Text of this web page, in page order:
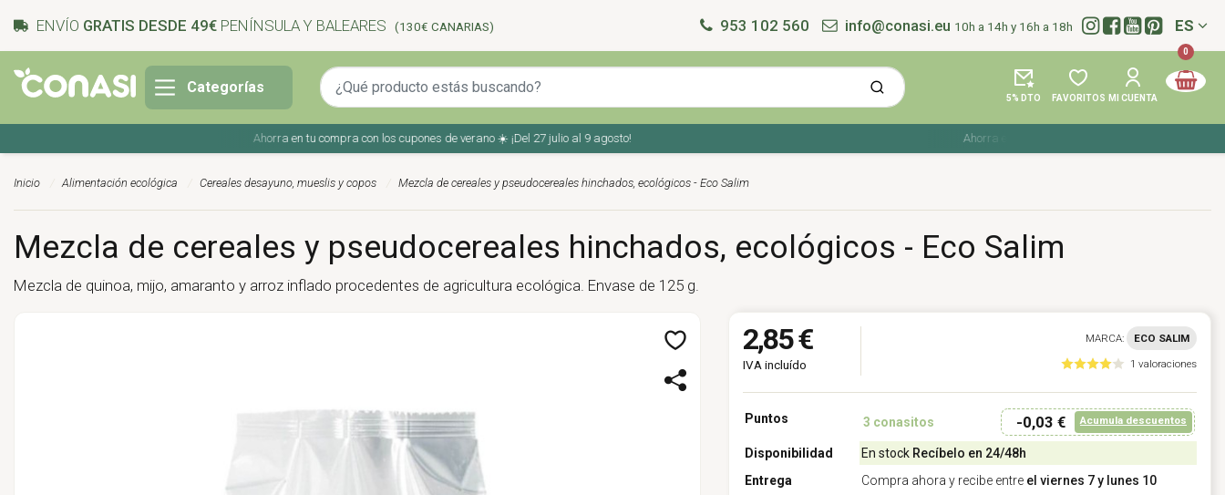
ENVÍO GRATIS DESDE 49€ PENÍNSULA Y BALEARES (130€ CANARIAS) 953 102 560 info@conasi.eu 10h a 14h y 16h a 18h Idioma:
ES
Categorías
5% DTO FAVORITOS MI CUENTA
0
Ahorra en tu compra con los cupones de verano ☀️ ¡Del 27 julio al 9 agosto! Ahorra en tu compra con los cupones de verano ☀️
Inicio Alimentación ecológica Cereales desayuno, mueslis y copos Mezcla de cereales y pseudocereales hinchados, ecológicos - Eco Salim
Mezcla de cereales y pseudocereales hinchados, ecológicos - Eco Salim
Mezcla de quinoa, mijo, amaranto y arroz inflado procedentes de agricultura ecológica. Envase de 125 g.
2,85 €
IVA incluído
MARCA:
ECO SALIM
1 valoraciones
Puntos 3 conasitos -0,03 € Acumula descuentos
Disponibilidad En stock Recíbelo en 24/48h
Entrega
Compra ahora y recibe entre el viernes 7 y lunes 10